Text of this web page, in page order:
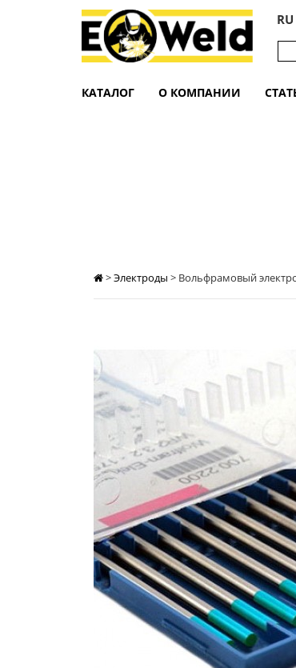
RU
КАТАЛОГ О КОМПАНИИ
>Электроды > Вольфрамовый